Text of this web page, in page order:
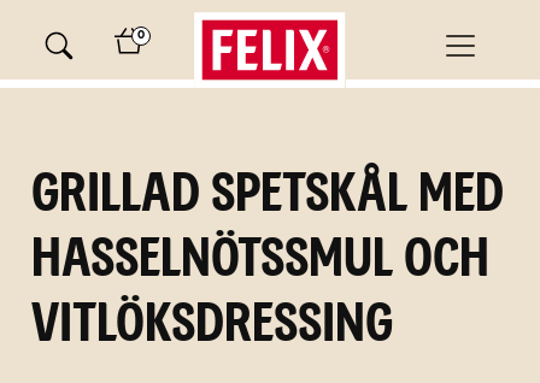
content
0
Grillad spetskål med
hasselnötssmul och
vitlöksdressing